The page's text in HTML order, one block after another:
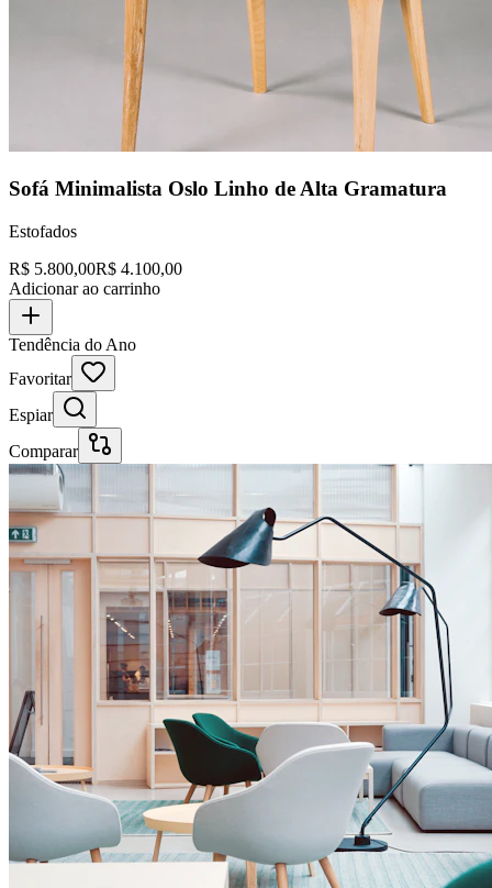
Sofá Minimalista Oslo Linho de Alta Gramatura
Estofados
R$ 5.800,00R$ 4.100,00
Adicionar ao carrinho
Tendência do Ano
Favoritar
Espiar
Comparar